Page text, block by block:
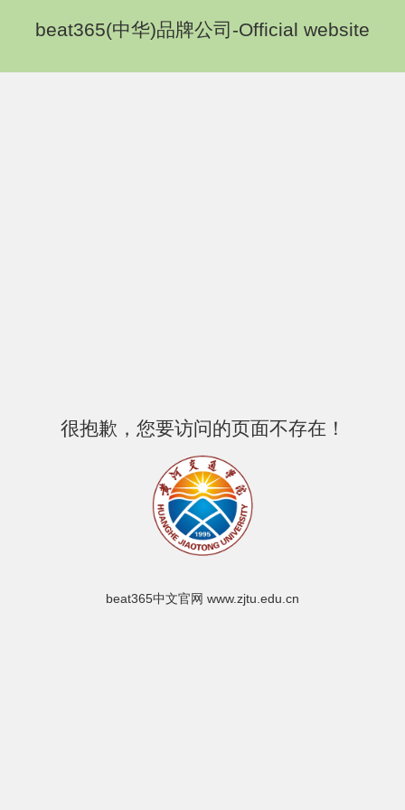
beat365(中华)品牌公司-Official website
很抱歉，您要访问的页面不存在！
beat365中文官网 www.zjtu.edu.cn